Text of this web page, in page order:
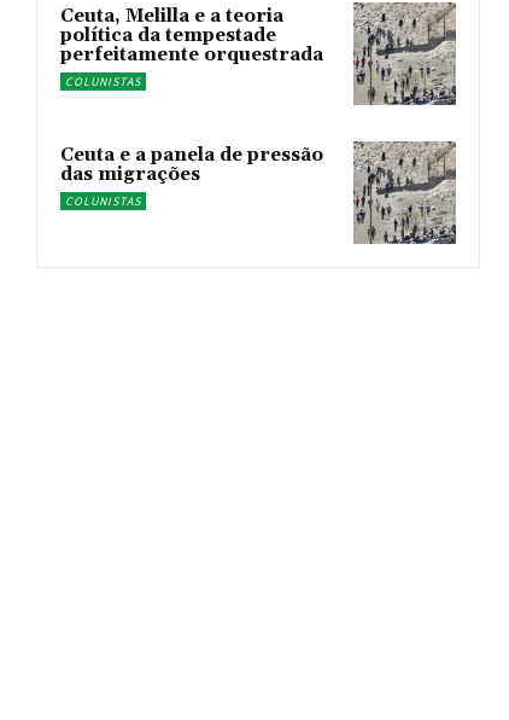
Ceuta, Melilla e a teoria
política da tempestade
perfeitamente orquestrada
COLUNISTAS
Ceuta e a panela de pressão
das migrações
COLUNISTAS